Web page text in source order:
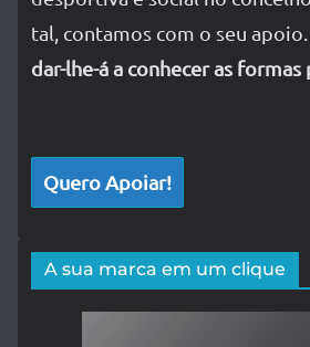
tal, contamos com o seu apoio.
dar-lhe-á a conhecer as formas
Quero Apoiar!
A sua marca em um clique